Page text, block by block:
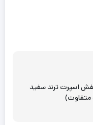
مدل کفش اسپرت ترند سفید